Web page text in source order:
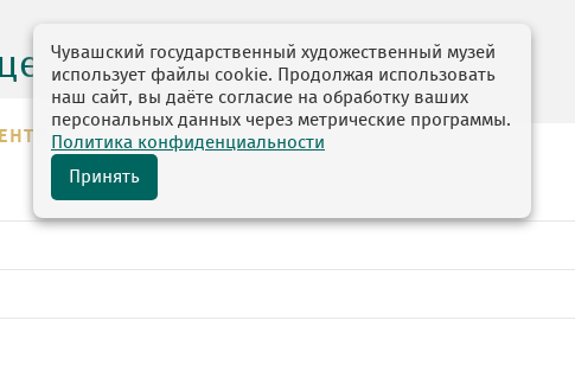
Чувашский государственный художественный музей
использует файлы cookie. Продолжая использовать
наш сайт, вы даёте согласие на обработку ваших
персональных данных через метрические программы.
Политика конфиденциальности
Принять